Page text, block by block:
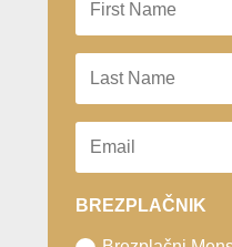
BREZPLAČNIK